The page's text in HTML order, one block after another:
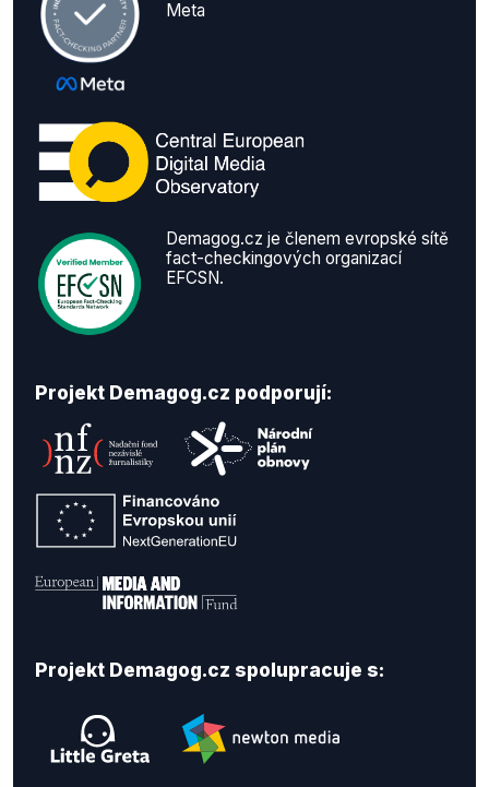
Meta
Demagog.cz je členem evropské sítě
fact-checkingových organizací
EFCSN.
Projekt Demagog.cz podporují:
Projekt Demagog.cz spolupracuje s: